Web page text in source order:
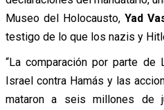
Museo del Holocausto, Yad
testigo de lo que los nazis y
“La comparación por parte
Israel contra Hamás y las
mataron a seis millones de